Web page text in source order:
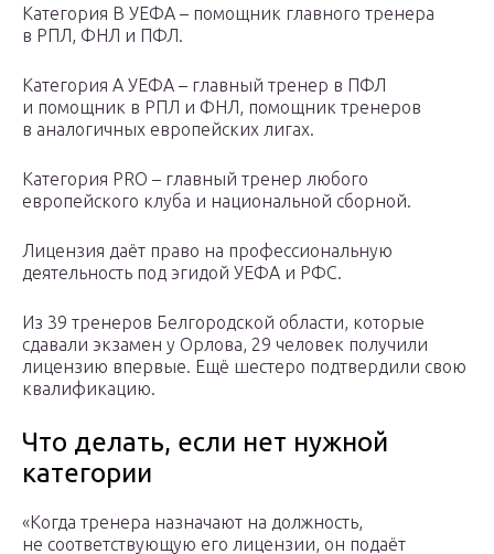
Категория В УЕФА – помощник главного тренера
в РПЛ, ФНЛ и ПФЛ.
Категория А УЕФА – главный тренер в ПФЛ
и помощник в РПЛ и ФНЛ, помощник тренеров
в аналогичных европейских лигах.
Категория PRO – главный тренер любого
европейского клуба и национальной сборной.
Лицензия даёт право на профессиональную
деятельность под эгидой УЕФА и РФС.
Из 39 тренеров Белгородской области, которые
сдавали экзамен у Орлова, 29 человек получили
лицензию впервые. Ещё шестеро подтвердили свою
квалификацию.
Что делать, если нет нужной
категории
«Когда тренера назначают на должность,
не соответствующую его лицензии, он подаёт